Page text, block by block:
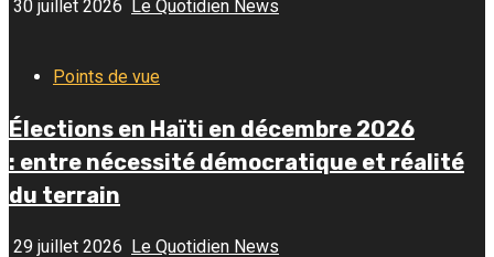
30 juillet 2026 Le Quotidien News
Points de vue
Élections en Haïti en décembre 2026
: entre nécessité démocratique et réalité
du terrain
29 juillet 2026 Le Quotidien News